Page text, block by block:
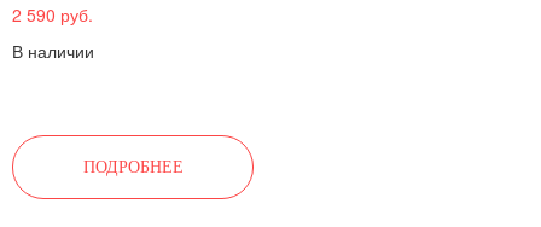
2 590 руб.
В наличии
ПОДРОБНЕЕ